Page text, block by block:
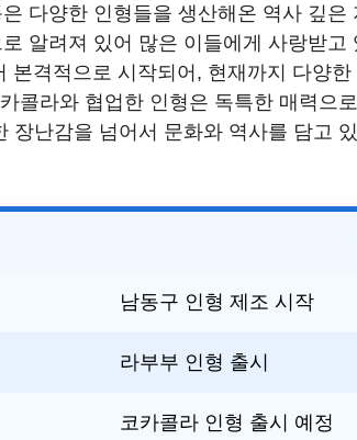
다양한 인형들을 생산해온 역사 깊
알려져 있어 많은 이들에게 사랑받
본격적으로 시작되어, 현재까지 다양
콜라와 협업한 인형은 독특한 매력으
장난감을 넘어서 문화와 역사를 담고
남동구 인형 제조 시작
라부부 인형 출시
코카콜라 인형 출시 예정